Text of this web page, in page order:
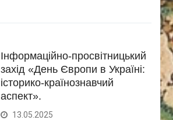
Інформаційно-просвітницький
захід «День Європи в Україні:
історико-країнознавчий
аспект».
13.05.2025